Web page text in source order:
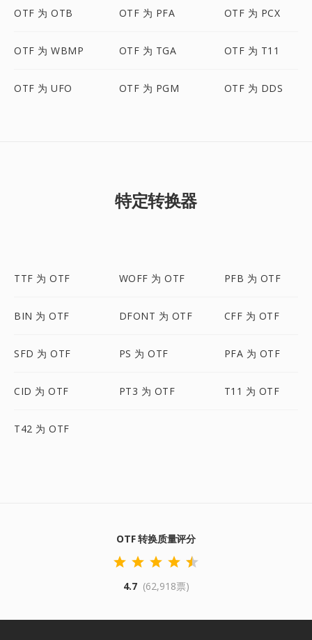
OTF 为 OTB OTF 为 PFA OTF 为 PCX
OTF 为 WBMP OTF 为 TGA OTF 为 T11
OTF 为 UFO OTF 为 PGM OTF 为 DDS
特定转换器
TTF 为 OTF WOFF 为 OTF PFB 为 OTF
BIN 为 OTF DFONT 为 OTF CFF 为 OTF
SFD 为 OTF PS 为 OTF PFA 为 OTF
CID 为 OTF PT3 为 OTF T11 为 OTF
T42 为 OTF
OTF 转换质量评分
4.7 (62,918票)